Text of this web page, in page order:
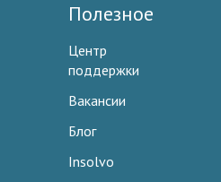
Полезное
Центр
поддержки
Вакансии
Блог
Insolvo